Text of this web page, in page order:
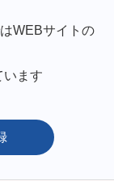
WEBサイトの
います